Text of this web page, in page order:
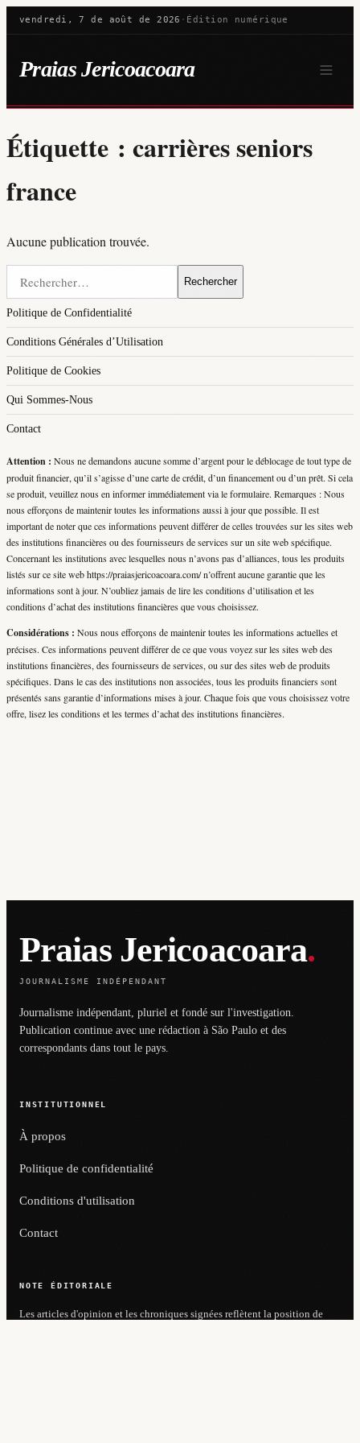
vendredi, 7 de août de 2026 · Édition numérique
Praias Jericoacoara
Étiquette : carrières seniors
france
Aucune publication trouvée.
Rechercher :
Politique de Confidentialité
Conditions Générales d’Utilisation
Politique de Cookies
Qui Sommes-Nous
Contact
Attention : Nous ne demandons aucune somme d’argent pour le déblocage de tout type de
produit financier, qu’il s’agisse d’une carte de crédit, d’un financement ou d’un prêt. Si cela
se produit, veuillez nous en informer immédiatement via le formulaire. Remarques : Nous
nous efforçons de maintenir toutes les informations aussi à jour que possible. Il est
important de noter que ces informations peuvent différer de celles trouvées sur les sites web
des institutions financières ou des fournisseurs de services sur un site web spécifique.
Concernant les institutions avec lesquelles nous n’avons pas d’alliances, tous les produits
listés sur ce site web https://praiasjericoacoara.com/ n’offrent aucune garantie que les
informations sont à jour. N’oubliez jamais de lire les conditions d’utilisation et les
conditions d’achat des institutions financières que vous choisissez.
Considérations : Nous nous efforçons de maintenir toutes les informations actuelles et
précises. Ces informations peuvent différer de ce que vous voyez sur les sites web des
institutions financières, des fournisseurs de services, ou sur des sites web de produits
spécifiques. Dans le cas des institutions non associées, tous les produits financiers sont
présentés sans garantie d’informations mises à jour. Chaque fois que vous choisissez votre
offre, lisez les conditions et les termes d’achat des institutions financières.
Praias Jericoacoara.
JOURNALISME INDÉPENDANT
Journalisme indépendant, pluriel et fondé sur l'investigation.
Publication continue avec une rédaction à São Paulo et des
correspondants dans tout le pays.
INSTITUTIONNEL
À propos
Politique de confidentialité
Conditions d'utilisation
Contact
NOTE ÉDITORIALE
Les articles d'opinion et les chroniques signées reflètent la position de